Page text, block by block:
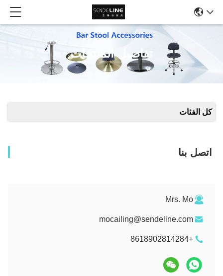
تفاصيل المنتجات
كل الفئات
اتصل بنا
Mrs. Mo
mocailing@sendeline.com
+8618902814284